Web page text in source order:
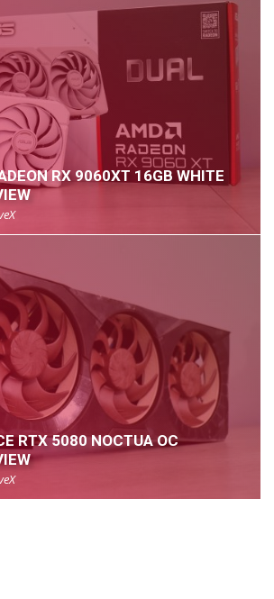
RX 9060XT 16GB WHITE
RTX 5080 NOCTUA OC